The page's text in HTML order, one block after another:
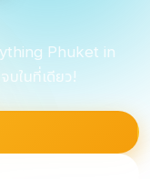
Phuket in
ในที่เดียว!